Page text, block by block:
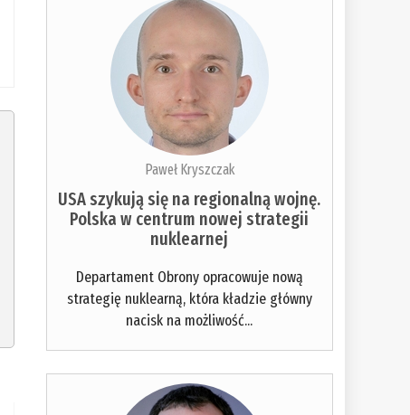
Paweł Kryszczak
USA szykują się na regionalną wojnę.
Polska w centrum nowej strategii
nuklearnej
Departament Obrony opracowuje nową
strategię nuklearną, która kładzie główny
nacisk na możliwość...